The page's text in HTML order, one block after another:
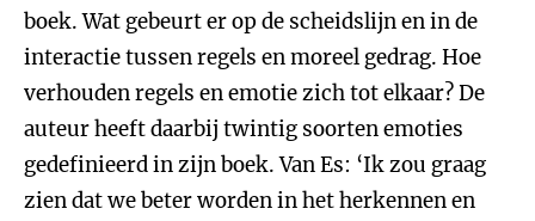
boek. Wat gebeurt er op de scheidslijn en in de
interactie tussen regels en moreel gedrag. Hoe
verhouden regels en emotie zich tot elkaar? De
auteur heeft daarbij twintig soorten emoties
gedefinieerd in zijn boek. Van Es: ‘Ik zou graag
zien dat we beter worden in het herkennen en